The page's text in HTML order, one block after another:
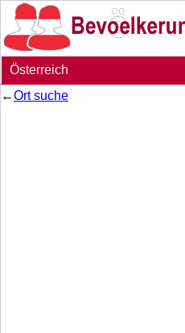
Österreich
←Ort suche